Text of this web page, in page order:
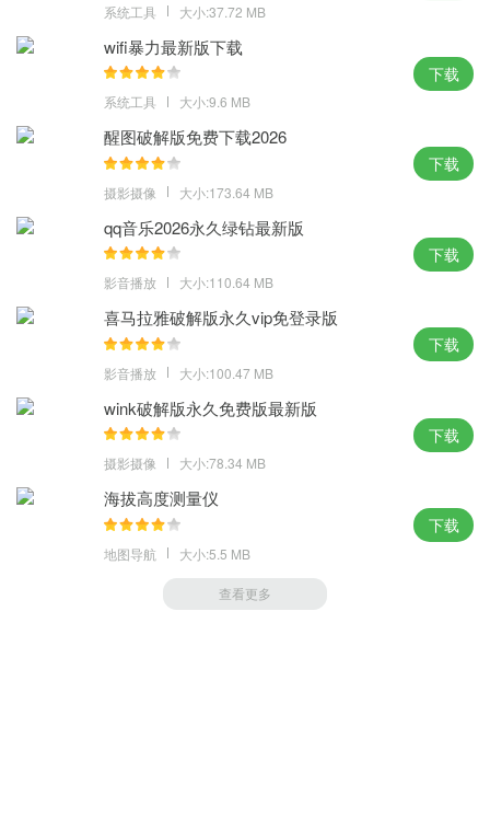
系统工具 大小:37.72 MB
wifi暴力最新版下载
系统工具 大小:9.6 MB
下载
醒图破解版免费下载2026
摄影摄像 大小:173.64 MB
下载
qq音乐2026永久绿钻最新版
影音播放 大小:110.64 MB
下载
喜马拉雅破解版永久vip免登录版
影音播放 大小:100.47 MB
下载
wink破解版永久免费版最新版
摄影摄像 大小:78.34 MB
下载
海拔高度测量仪
地图导航 大小:5.5 MB
下载
查看更多